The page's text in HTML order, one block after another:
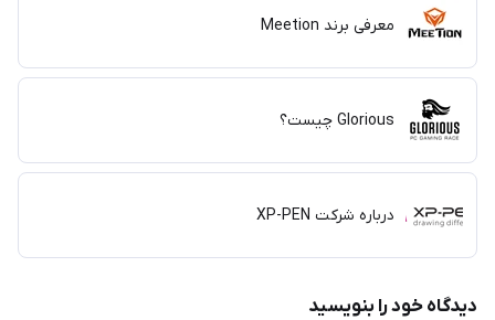
معرفی برند Meetion
Glorious چیست؟
درباره شرکت XP-PEN
دیدگاه خود را بنویسید